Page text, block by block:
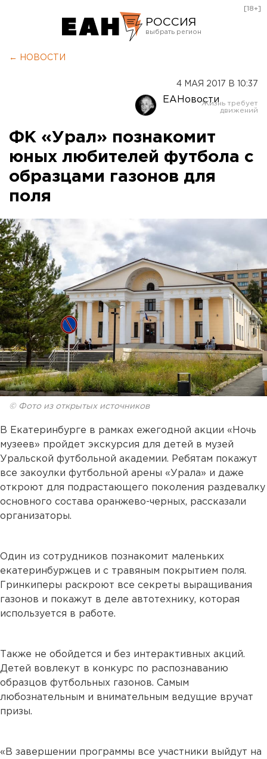
РОССИЯ
Оренбург
[18+]
← НОВОСТИ
4 МАЯ 2017 В 10:37
ЕАНовости
ФК «Урал» познакомит
юных любителей футбола с
образцами газонов для
поля
© Фото из открытых источников
В Екатеринбурге в рамках ежегодной акции «Ночь
музеев» пройдет экскурсия для детей в музей
Уральской футбольной академии. Ребятам покажут
все закоулки футбольной арены «Урала» и даже
откроют для подрастающего поколения раздевалку
основного состава оранжево-черных, рассказали
организаторы.
Один из сотрудников познакомит маленьких
екатеринбуржцев и с травяным покрытием поля.
Гринкиперы раскроют все секреты выращивания
газонов и покажут в деле автотехнику, которая
используется в работе.
Также не обойдется и без интерактивных акций.
Детей вовлекут в конкурс по распознаванию
образцов футбольных газонов. Самым
любознательным и внимательным ведущие вручат
призы.
«В завершении программы все участники выйдут на